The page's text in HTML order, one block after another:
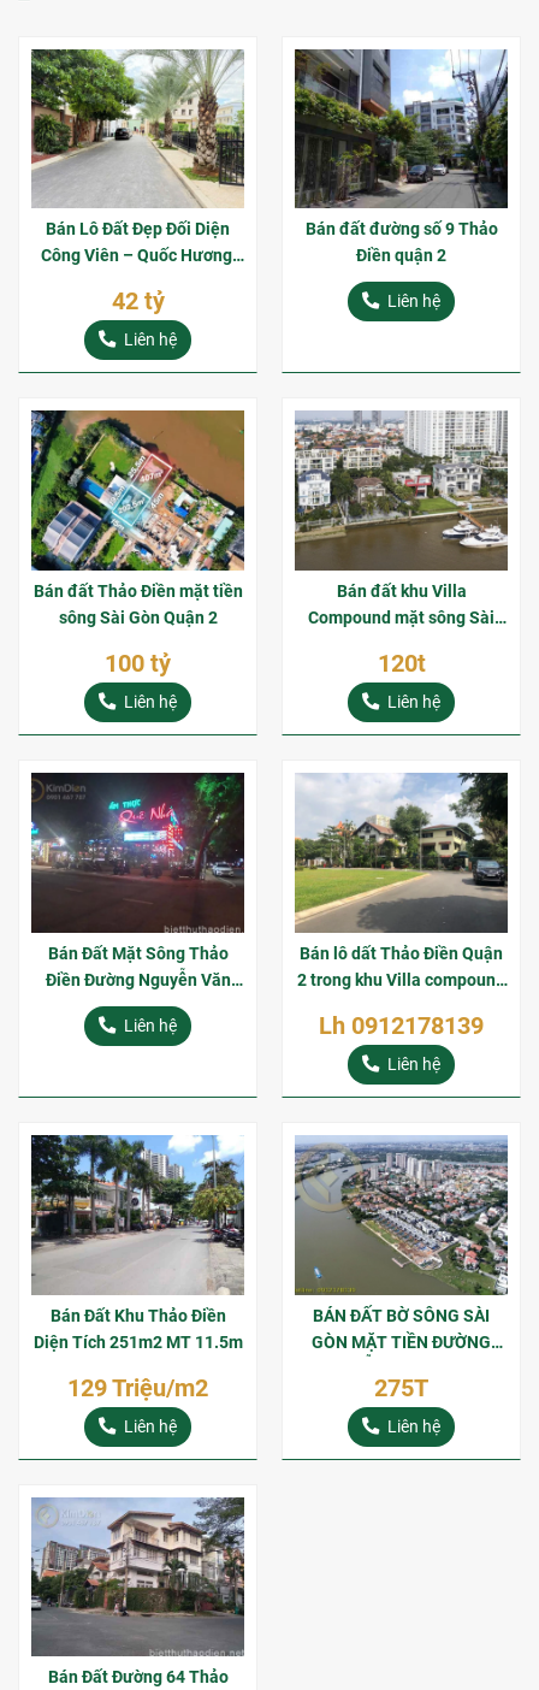
Bán Lô Đất Đẹp Đối Diện
Công Viên – Quốc Hương,
42 tỷ
Liên hệ
Bán đất đường số 9 Thảo
Điền quận 2
Liên hệ
Bán đất Thảo Điền mặt tiền
sông Sài Gòn Quận 2
100 tỷ
Liên hệ
Bán đất khu Villa
Compound mặt sông Sài
120t
Liên hệ
Bán Đất Mặt Sông Thảo
Điền Đường Nguyễn Văn
Hưởng
Liên hệ
Bán lô dất Thảo Điền Quận
2 trong khu Villa compound
Lh 0912178139
Liên hệ
Bán Đất Khu Thảo Điền
Diện Tích 251m2 MT 11.5m
129 Triệu/m2
Liên hệ
BÁN ĐẤT BỜ SÔNG SÀI
GÒN MẶT TIỀN ĐƯỜNG
THẢO ĐIỀN
275T
Liên hệ
Bán Đất Đường 64 Thảo